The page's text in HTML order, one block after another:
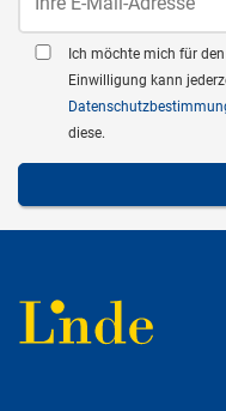
Ich möchte mich für
Einwilligung kann
diese.